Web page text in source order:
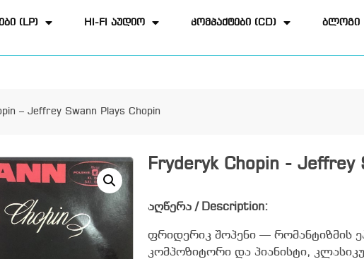
(LP) HI-FI აუდიო კომპაქტები (CD) ბლოგი
– Jeffrey Swann Plays Chopin
Fryderyk Chopin - Jeffrey
აღწერა / Description:
ფრიდერიკ შოპენი — რომანტიზმის
კომპოზიტორი და პიანისტი,